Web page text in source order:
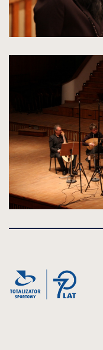
spowoduje
oryginalnych
spowoduje
rozmiarów
oryginalnych